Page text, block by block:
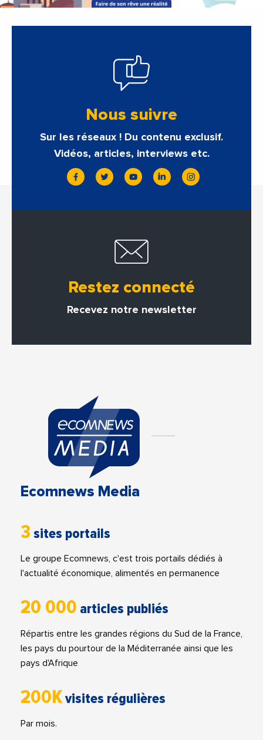
Nous suivre
Sur les réseaux ! Du contenu exclusif.
Vidéos, articles, interviews etc.
Restez connecté
Recevez notre newsletter
Ecomnews Media
3 sites portails
Le groupe Ecomnews, c'est trois portails dédiés à
l'actualité économique, alimentés en permanence
20 000 articles publiés
Répartis entre les grandes régions du Sud de la France,
les pays du pourtour de la Méditerranée ainsi que les
pays d'Afrique
200Kvisites régulières
Par mois.